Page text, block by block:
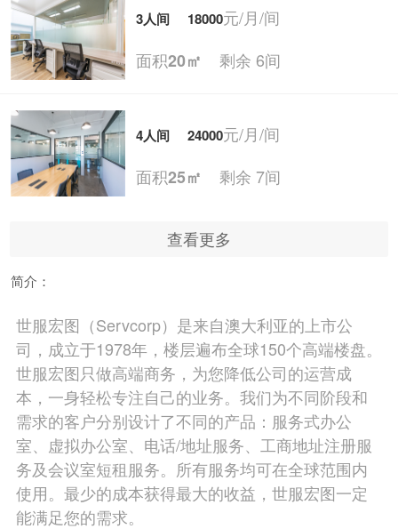
3人间 18000元/月/间
面积20㎡ 剩余 6间
4人间 24000元/月/间
面积25㎡ 剩余 7间
5人间 30000元/月/间
6人间 36000元/月/间
面积35㎡剩余 6间
7人间 42000元/月/间
查看更多
简介：
世服宏图（Servcorp）是来自澳大利亚的上市公
司，成立于1978年，楼层遍布全球150个高端楼盘。
世服宏图只做高端商务，为您降低公司的运营成
本，一身轻松专注自己的业务。我们为不同阶段和
需求的客户分别设计了不同的产品：服务式办公
室、虚拟办公室、电话/地址服务、工商地址注册服
务及会议室短租服务。所有服务均可在全球范围内
使用。最少的成本获得最大的收益，世服宏图一定
能满足您的需求。